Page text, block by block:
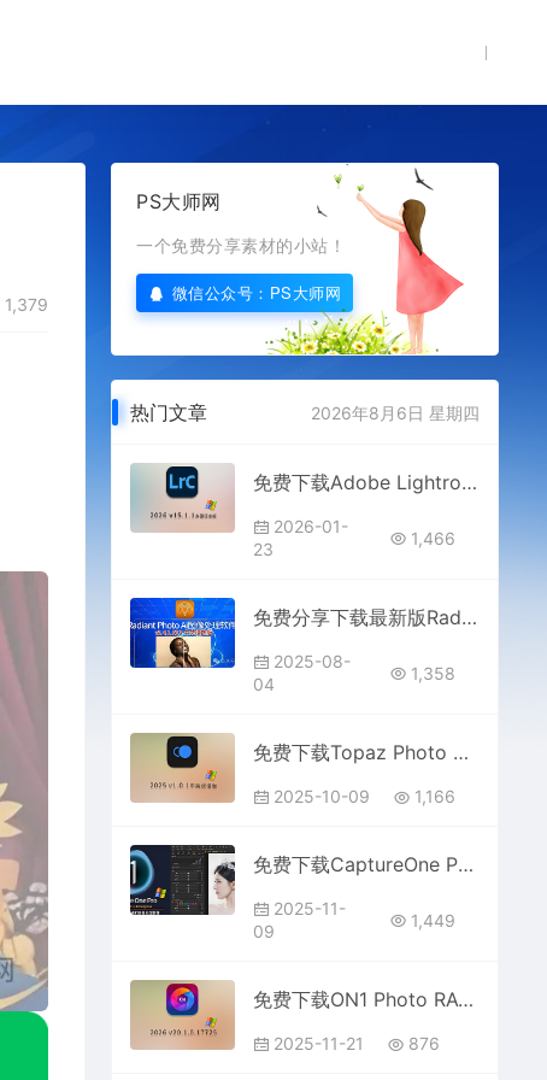
1,379
PS大师网
一个免费分享素材的小站！
微信公众号：PS大师网
热门文章 2026年8月6日 星期四
免费下载Adobe Lightroom Classic 2026 v15.1.0 for win多国语言版中文LrC软件激活安装包摄影后期照片图片编辑管理处理工具
2026-01-
23
1,466
免费分享下载最新版Radiant Photo Ai v1.4.1.513 中文汉化破解便携版PS大师网插件+调色预设素材安装教程
2025-08-
04
1,358
免费下载Topaz Photo Pro v1.0.1 中文汉化版英文版双语安装包Ai人工智能图片降噪放大锐化修图清晰破解扩图软件
2025-10-09 1,166
免费下载CaptureOne Pro Enterprise v16.7.0.3201 Win版中文图片编辑软件RAW飞思安装包
2025-11-
09
1,449
免费下载ON1 Photo RAW 2026.1 v20.1.0.17725 for win多国语言版中文摄影后期照片编辑安装包
2025-11-21 876